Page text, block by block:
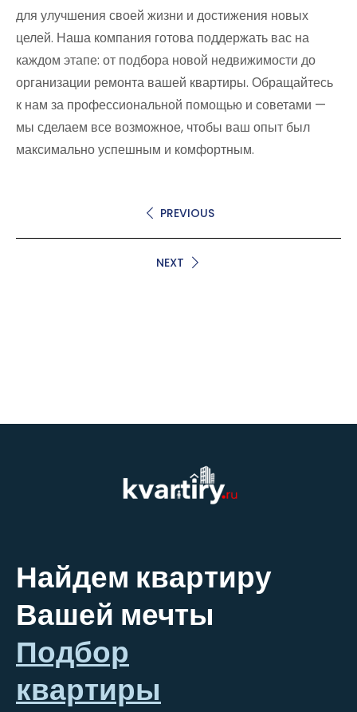
для улучшения своей жизни и достижения новых
целей. Наша компания готова поддержать вас на
каждом этапе: от подбора новой недвижимости до
организации ремонта вашей квартиры. Обращайтесь
к нам за профессиональной помощью и советами —
мы сделаем все возможное, чтобы ваш опыт был
максимально успешным и комфортным.
PREVIOUS
NEXT
Найдем квартиру
Вашей мечты
Подбор
квартиры